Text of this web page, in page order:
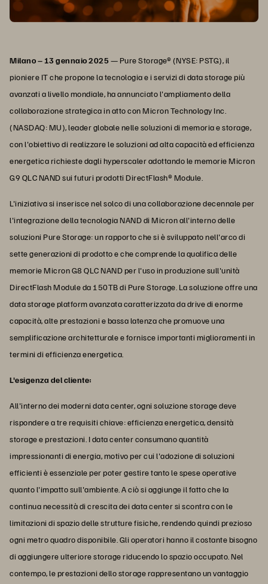
Milano – 13 gennaio 2025— Pure Storage® (NYSE: PSTG), il
pioniere IT che propone la tecnologia e i servizi di data storage più
avanzati a livello mondiale, ha annunciato l'ampliamento della
collaborazione strategica in atto con Micron Technology Inc.
(NASDAQ: MU), leader globale nelle soluzioni di memoria e storage,
con l'obiettivo di realizzare le soluzioni ad alta capacità ed efficienza
energetica richieste dagli hyperscaler adottando le memorie Micron
G9 QLC NAND sui futuri prodotti DirectFlash® Module.
L'iniziativa si inserisce nel solco di una collaborazione decennale per
l'integrazione della tecnologia NAND di Micron all'interno delle
soluzioni Pure Storage: un rapporto che si è sviluppato nell'arco di
sette generazioni di prodotto e che comprende la qualifica delle
memorie Micron G8 QLC NAND per l'uso in produzione sull'unità
DirectFlash Module da 150TB di Pure Storage. La soluzione offre una
data storage platform avanzata caratterizzata da drive di enorme
capacità, alte prestazioni e bassa latenza che promuove una
semplificazione architetturale e fornisce importanti miglioramenti in
termini di efficienza energetica.
L'esigenza del cliente:
All'interno dei moderni data center, ogni soluzione storage deve
rispondere a tre requisiti chiave: efficienza energetica, densità
storage e prestazioni. I data center consumano quantità
impressionanti di energia, motivo per cui l'adozione di soluzioni
efficienti è essenziale per poter gestire tanto le spese operative
quanto l'impatto sull'ambiente. A ciò si aggiunge il fatto che la
continua necessità di crescita dei data center si scontra con le
limitazioni di spazio delle strutture fisiche, rendendo quindi prezioso
ogni metro quadro disponibile. Gli operatori hanno il costante bisogno
di aggiungere ulteriore storage riducendo lo spazio occupato. Nel
contempo, le prestazioni dello storage rappresentano un vantaggio